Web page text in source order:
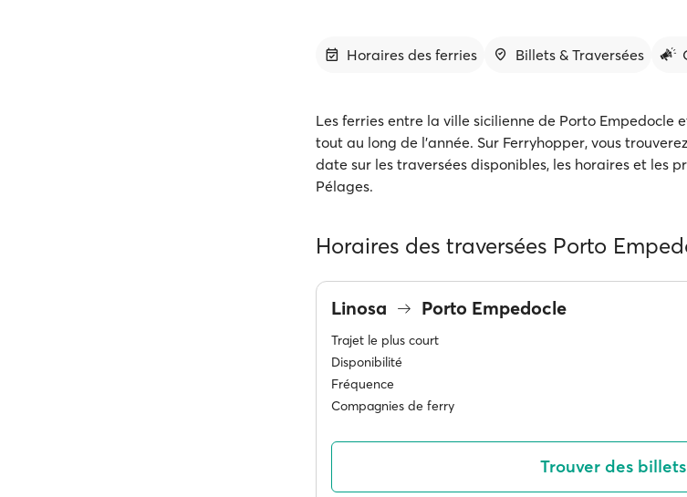
Horaires des ferries Billets & Traversées
Les ferries entre la ville sicilienne de Porto Empedocle
tout au long de l'année. Sur Ferryhopper, vous
date sur les traversées disponibles, les horaires et les
Pélages.
Horaires des traversées Porto
Linosa Porto Empedocle
Trajet le plus court
Disponibilité
Fréquence
Compagnies de ferry
Trouver des billets